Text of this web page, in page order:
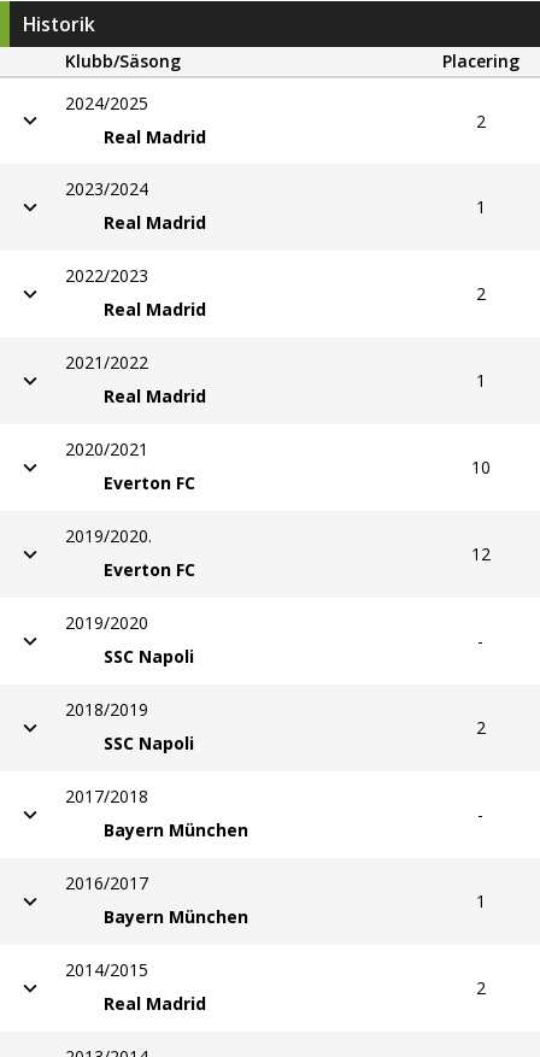
Historik
Klubb/Säsong
Placering
2024/2025
Real Madrid
2
2023/2024
Real Madrid
1
2022/2023
Real Madrid
2
2021/2022
Real Madrid
1
2020/2021
Everton FC
10
2019/2020.
Everton FC
12
2019/2020
SSC Napoli
-
2018/2019
SSC Napoli
2
2017/2018
Bayern München
-
2016/2017
Bayern München
1
2014/2015
Real Madrid
2